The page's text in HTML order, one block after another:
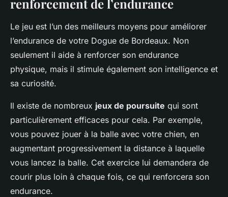
renforcement de l’endurance
Le jeu est l’un des meilleurs moyens pour améliorer
l’endurance de votre Dogue de Bordeaux. Non
seulement il aide à renforcer son endurance
physique, mais il stimule également son intelligence et
sa curiosité.
Il existe de nombreux jeux de poursuite qui sont
particulièrement efficaces pour cela. Par exemple,
vous pouvez jouer à la balle avec votre chien, en
augmentant progressivement la distance à laquelle
vous lancez la balle. Cet exercice lui demandera de
courir plus loin à chaque fois, ce qui renforcera son
endurance.